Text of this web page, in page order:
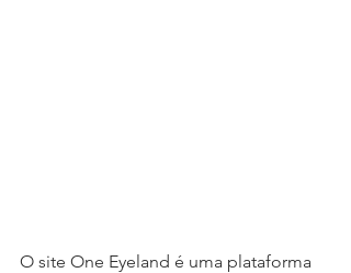
O site One Eyeland é uma plataforma